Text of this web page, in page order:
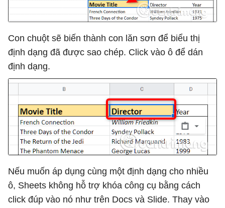
Con chuột sẽ biến thành con lăn sơn để biểu thị
định dạng đã được sao chép. Click vào ô để dán
định dạng.
Nếu muốn áp dụng cùng một định dạng cho nhiều
ô, Sheets không hỗ trợ khóa công cụ bằng cách
click đúp vào nó như trên Docs và Slide. Thay vào